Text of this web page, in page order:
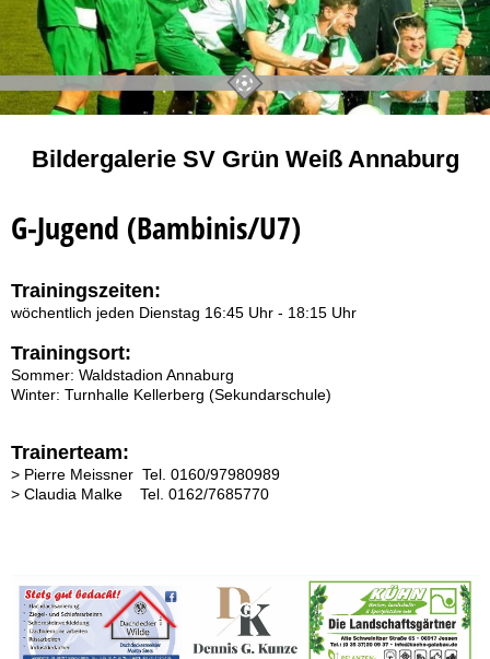
Bildergalerie SV Grün Weiß Annaburg
G-Jugend (Bambinis/U7)
Trainingszeiten:
wöchentlich jeden Dienstag 16:45 Uhr - 18:15 Uhr
Trainingsort:
Sommer: Waldstadion Annaburg
Winter: Turnhalle Kellerberg (Sekundarschule)
Trainerteam:
> Pierre Meissner Tel. 0160/97980989
> Claudia Malke Tel. 0162/7685770